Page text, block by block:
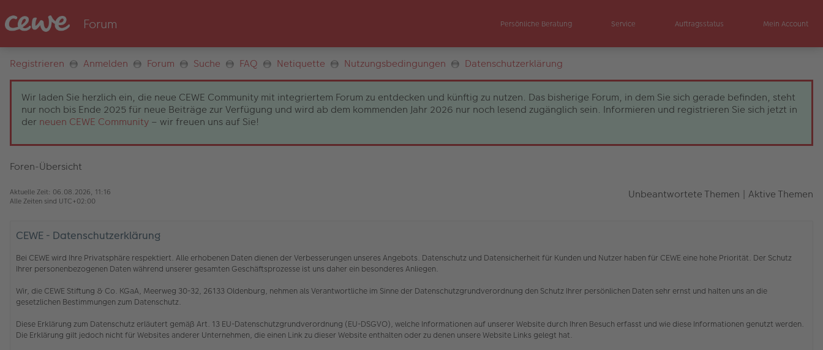
Persönliche Beratung Service Auftragsstatus Mein Account
Registrieren Anmelden Forum Suche FAQ Netiquette Nutzungsbedingungen Datenschutzerklärung
Wir laden Sie herzlich ein, die neue CEWE Community mit integriertem Forum zu entdecken und künftig zu nutzen. Das bisherige Forum, in dem Sie sich gerade befinden, steht
nur noch bis Ende 2025 für neue Beiträge zur Verfügung und wird ab dem kommenden Jahr 2026 nur noch lesend zugänglich sein. Informieren und registrieren Sie sich jetzt in
der neuen CEWE Community – wir freuen uns auf Sie!
Foren-Übersicht
Aktuelle Zeit: 06.08.2026, 11:16
Alle Zeiten sind UTC+02:00 Unbeantwortete Themen | Aktive Themen
CEWE - Datenschutzerklärung
Bei CEWE wird Ihre Privatsphäre respektiert. Alle erhobenen Daten dienen der Verbesserungen unseres Angebots. Datenschutz und Datensicherheit für Kunden und Nutzer haben für CEWE eine hohe Priorität. Der Schutz
Ihrer personenbezogenen Daten während unserer gesamten Geschäftsprozesse ist uns daher ein besonderes Anliegen.
Wir, die CEWE Stiftung & Co. KGaA, Meerweg 30-32, 26133 Oldenburg, nehmen als Verantwortliche im Sinne der Datenschutzgrundverordnung den Schutz Ihrer persönlichen Daten sehr ernst und halten uns an die
gesetzlichen Bestimmungen zum Datenschutz.
Diese Erklärung zum Datenschutz erläutert gemäß Art. 13 EU-Datenschutzgrundverordnung (EU-DSGVO), welche Informationen auf unserer Website durch Ihren Besuch erfasst und wie diese Informationen genutzt werden.
Die Erklärung gilt jedoch nicht für Websites anderer Unternehmen, die einen Link zu dieser Website enthalten oder zu denen unsere Website Links gelegt hat.